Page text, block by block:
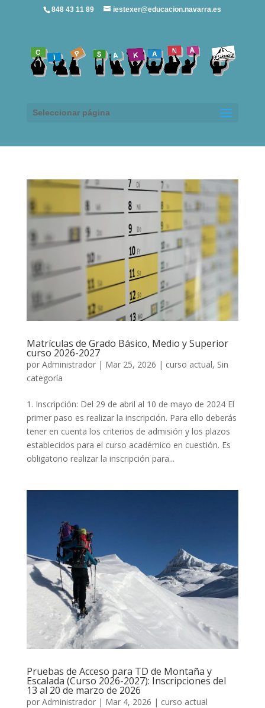
848 43 11 89 iestexer@educacion.navarra.es
Seleccionar página
Matrículas de Grado Básico, Medio y Superior
curso 2026-2027
por Administrador| Mar 25, 2026 | curso actual, Sin
categoría
1. Inscripción: Del 29 de abril al 10 de mayo de 2024 El
primer paso es realizar la inscripción. Para ello deberás
tener en cuenta los criterios de admisión y los plazos
establecidos para el curso académico en cuestión. Es
obligatorio realizar la inscripción para...
Pruebas de Acceso para TD de Montaña y
Escalada (Curso 2026-2027): Inscripciones del
13 al 20 de marzo de 2026
por Administrador| Mar 4, 2026 | curso actual